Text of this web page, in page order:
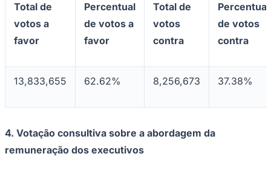
Total de
votos a
favor
Percentual
de votos a
favor
Total de
votos
contra
Percentual
de votos
contra
13,833,655 62.62% 8,256,673 37.38%
4. Votação consultiva sobre a abordagem da
remuneração dos executivos